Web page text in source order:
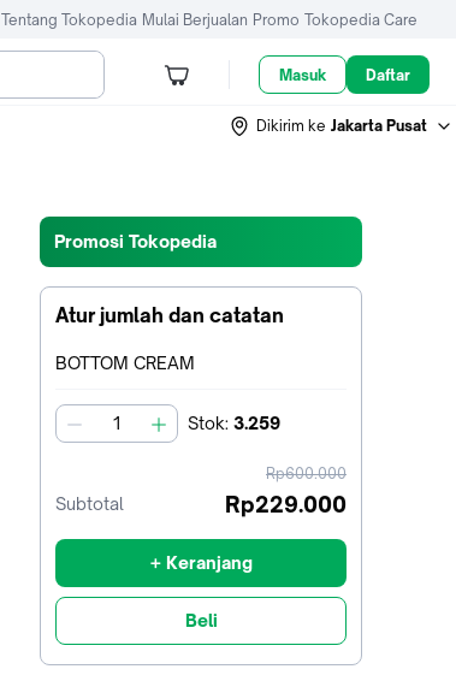
Tentang Tokopedia Mulai Berjualan Promo Tokopedia Care
Masuk Daftar
Dikirim ke Jakarta Pusat
Promosi Tokopedia
Atur jumlah dan catatan
Terpilih:
BOTTOM CREAM
jumlah Stok: 3.259
harga
sebelum
Rp600.000
Subtotal Rp229.000
+ Keranjang
Beli